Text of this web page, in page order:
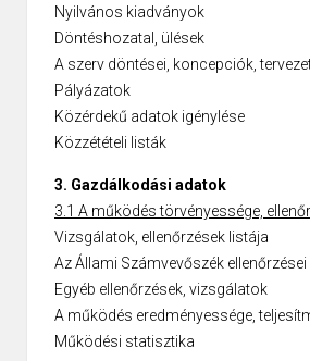
Nyilvános kiadványok
Döntéshozatal, ülések
A szerv döntései, koncepciók,
Pályázatok
Közérdekű adatok igénylése
Közzétételi listák
3. Gazdálkodási adatok
3.1 A működés törvényessége,
Vizsgálatok, ellenőrzések listája
Az Állami Számvevőszék ellenőrzései
Egyéb ellenőrzések, vizsgálatok
A működés eredményessége,
Működési statisztika